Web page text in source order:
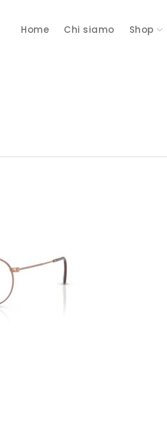
Home Chi siamo Shop